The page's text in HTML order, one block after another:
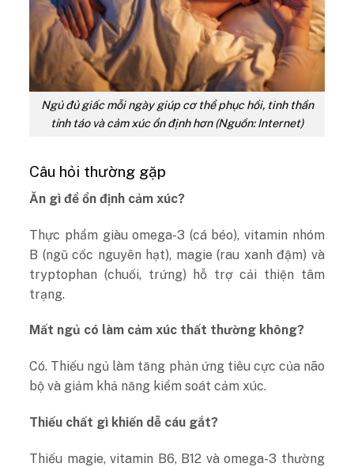
Ngủ đủ giấc mỗi ngày giúp cơ thể phục hồi, tinh thần
tỉnh táo và cảm xúc ổn định hơn (Nguồn: Internet)
Câu hỏi thường gặp
Ăn gì để ổn định cảm xúc?
Thực phẩm giàu omega-3 (cá béo), vitamin nhóm
B (ngũ cốc nguyên hạt), magie (rau xanh đậm) và
tryptophan (chuối, trứng) hỗ trợ cải thiện tâm
trạng.
Mất ngủ có làm cảm xúc thất thường không?
Có. Thiếu ngủ làm tăng phản ứng tiêu cực của não
bộ và giảm khả năng kiểm soát cảm xúc.
Thiếu chất gì khiến dễ cáu gắt?
Thiếu magie, vitamin B6, B12 và omega-3 thường